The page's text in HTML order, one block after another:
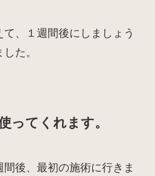
、１週間後にしましょう
た。
ってくれます。
間後、最初の施術に行きま